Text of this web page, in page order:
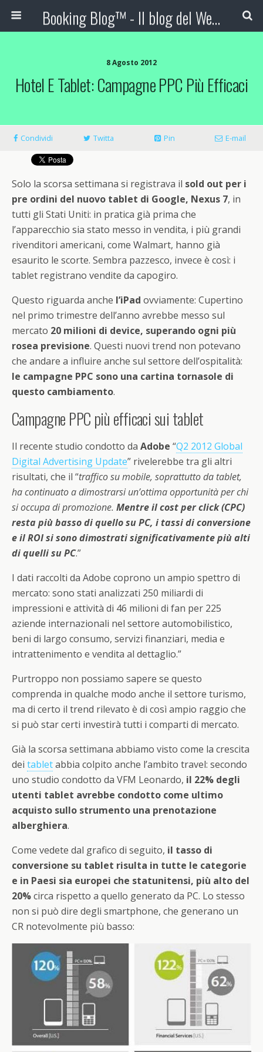
Booking Blog™ - Il blog del Web Marketing Turistico
8 Agosto 2012
Hotel E Tablet: Campagne PPC Più Efficaci
Condividi Twitta Pin E-mail
Solo la scorsa settimana si registrava il sold out per i
pre ordini del nuovo tablet di Google, Nexus 7, in
tutti gli Stati Uniti: in pratica già prima che
l’apparecchio sia stato messo in vendita, i più grandi
rivenditori americani, come Walmart, hanno già
esaurito le scorte. Sembra pazzesco, invece è così: i
tablet registrano vendite da capogiro.
Questo riguarda anche l’iPad ovviamente: Cupertino
nel primo trimestre dell’anno avrebbe messo sul
mercato 20 milioni di device, superando ogni più
rosea previsione. Questi nuovi trend non potevano
che andare a influire anche sul settore dell’ospitalità:
le campagne PPC sono una cartina tornasole di
questo cambiamento.
Campagne PPC più efficaci sui tablet
Il recente studio condotto da Adobe “Q2 2012 Global
Digital Advertising Update” rivelerebbe tra gli altri
risultati, che il “traffico su mobile, soprattutto da tablet,
ha continuato a dimostrarsi un’ottima opportunità per chi
si occupa di promozione. Mentre il cost per click (CPC)
resta più basso di quello su PC, i tassi di conversione
e il ROI si sono dimostrati significativamente più alti
di quelli su PC.”
I dati raccolti da Adobe coprono un ampio spettro di
mercato: sono stati analizzati 250 miliardi di
impressioni e attività di 46 milioni di fan per 225
aziende internazionali nel settore automobilistico,
beni di largo consumo, servizi finanziari, media e
intrattenimento e vendita al dettaglio.”
Purtroppo non possiamo sapere se questo
comprenda in qualche modo anche il settore turismo,
ma di certo il trend rilevato è di così ampio raggio che
si può star certi investirà tutti i comparti di mercato.
Già la scorsa settimana abbiamo visto come la crescita
dei tabletabbia colpito anche l’ambito travel: secondo
uno studio condotto da VFM Leonardo, il 22% degli
utenti tablet avrebbe condotto come ultimo
acquisto sullo strumento una prenotazione
alberghiera.
Come vedete dal grafico di seguito, il tasso di
conversione su tablet risulta in tutte le categorie
e in Paesi sia europei che statunitensi, più alto del
20%circa rispetto a quello generato da PC. Lo stesso
non si può dire degli smartphone, che generano un
CR notevolmente più basso: